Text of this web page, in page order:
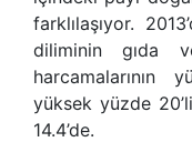
farklılaşıyor.
diliminin gıda
harcamalarının
yüksek yüzde
14.4’de.